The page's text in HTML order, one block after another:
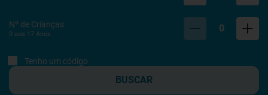
Nº de Crianças
0 aos 17 Anos 0
Tenho um código
BUSCAR